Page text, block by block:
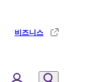
비즈니스